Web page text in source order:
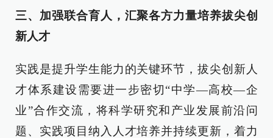
三、加强联合育人，汇聚各方力量培养拔尖创
新人才
实践是提升学生能力的关键环节，拔尖创新人
才体系建设需要进一步密切“中学—高校—企
业”合作交流，将科学研究和产业发展前沿问
题、实践项目纳入人才培养并持续更新，着力